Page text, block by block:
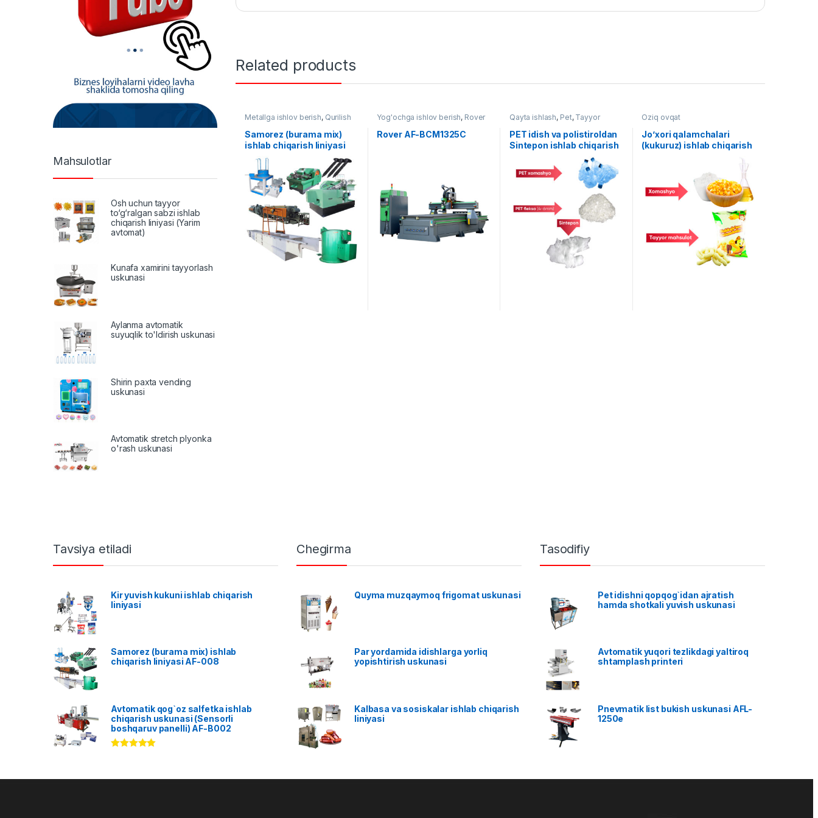
Related products
Metallga ishlov berish, Qurilish
uskunalari
Samorez (burama mix)
ishlab chiqarish liniyasi
AF-008
Yog'ochga ishlov berish, Rover
Rover AF-BCM1325C
Qayta ishlash, Pet, Tayyor
liniyalar
PET idish va polistiroldan
Sintepon ishlab chiqarish
Oziq ovqat
Jo’xori qalamchalari
(kukuruz) ishlab chiqarish
Mahsulotlar
Osh uchun tayyor
to‘g‘ralgan sabzi ishlab
chiqarish liniyasi (Yarim
avtomat)
Kunafa xamirini tayyorlash
uskunasi
Aylanma avtomatik
suyuqlik to'ldirish uskunasi
Shirin paxta vending
uskunasi
Avtomatik stretch plyonka
o'rash uskunasi
Tavsiya etiladi
Kir yuvish kukuni ishlab chiqarish
liniyasi
Samorez (burama mix) ishlab
chiqarish liniyasi AF-008
Avtomatik qog`oz salfetka ishlab
chiqarish uskunasi (Sensorli
boshqaruv panelli) AF-B002
Chegirma
Quyma muzqaymoq frigomat uskunasi
Par yordamida idishlarga yorliq
yopishtirish uskunasi
Kalbasa va sosiskalar ishlab chiqarish
liniyasi
Tasodifiy
Pet idishni qopqog`idan ajratish
hamda shotkali yuvish uskunasi
Avtomatik yuqori tezlikdagi yaltiroq
shtamplash printeri
Pnevmatik list bukish uskunasi AFL-
1250e